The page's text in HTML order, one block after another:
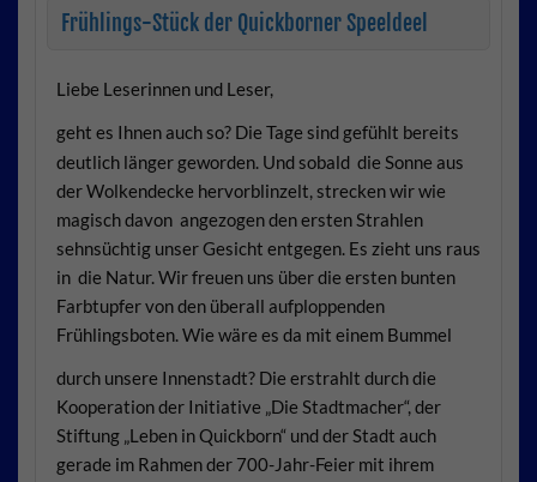
Frühlings-Stück der Quickborner Speeldeel
Liebe Leserinnen und Leser,
geht es Ihnen auch so? Die Tage sind gefühlt bereits
deutlich länger geworden. Und sobald die Sonne aus
der Wolkendecke hervorblinzelt, strecken wir wie
magisch davon angezogen den ersten Strahlen
sehnsüchtig unser Gesicht entgegen. Es zieht uns raus
in die Natur. Wir freuen uns über die ersten bunten
Farbtupfer von den überall aufploppenden
Frühlingsboten. Wie wäre es da mit einem Bummel
durch unsere Innenstadt? Die erstrahlt durch die
Kooperation der Initiative „Die Stadtmacher“, der
Stiftung „Leben in Quickborn“ und der Stadt auch
gerade im Rahmen der 700-Jahr-Feier mit ihrem